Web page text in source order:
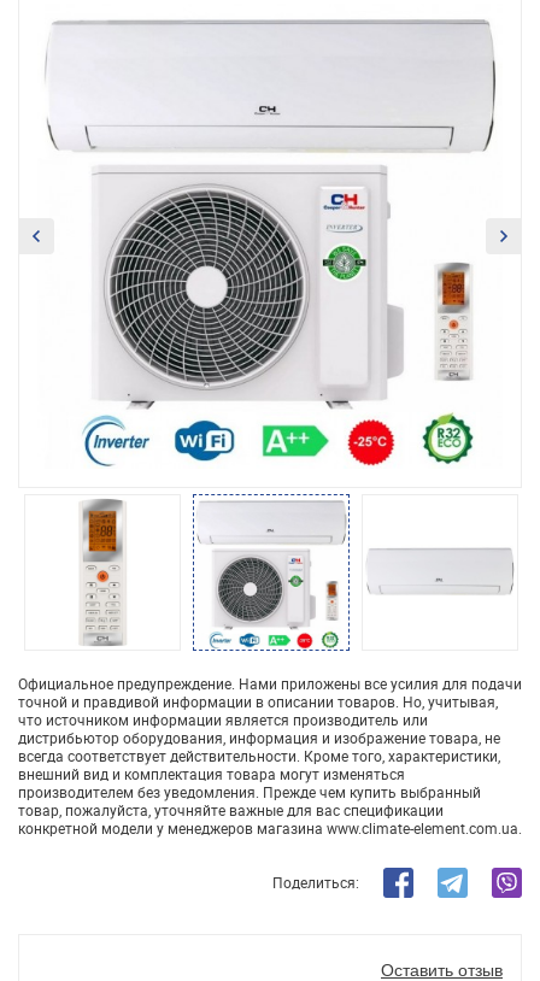
Официальное предупреждение. Нами приложены все усилия для подачи
точной и правдивой информации в описании товаров. Но, учитывая,
что источником информации является производитель или
дистрибьютор оборудования, информация и изображение товара, не
всегда соответствует действительности. Кроме того, характеристики,
внешний вид и комплектация товара могут изменяться
производителем без уведомления. Прежде чем купить выбранный
товар, пожалуйста, уточняйте важные для вас спецификации
конкретной модели у менеджеров магазина www.climate-element.com.ua.
Поделиться:
Оставить отзыв